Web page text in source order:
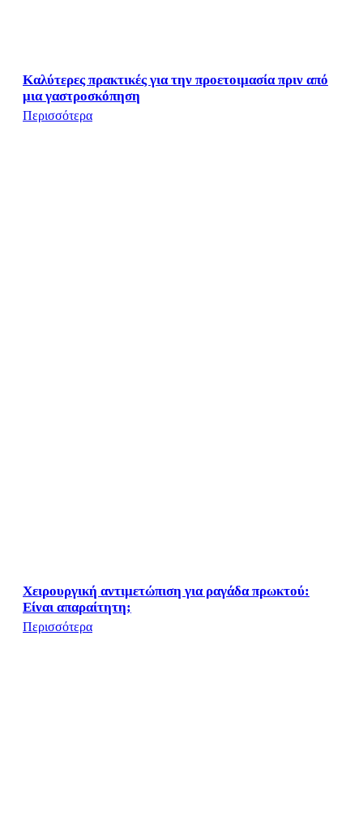
Καλύτερες πρακτικές για την προετοιμασία πριν από
μια γαστροσκόπηση
Περισσότερα
Χειρουργική αντιμετώπιση για ραγάδα πρωκτού:
Είναι απαραίτητη;
Περισσότερα